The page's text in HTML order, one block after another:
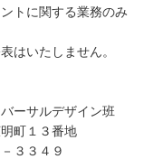
トに関する業務のみ
いたしません。
サルデザイン班
１３番地
３４９